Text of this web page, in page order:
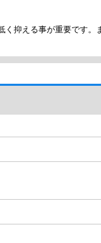
抑える事が重要です。